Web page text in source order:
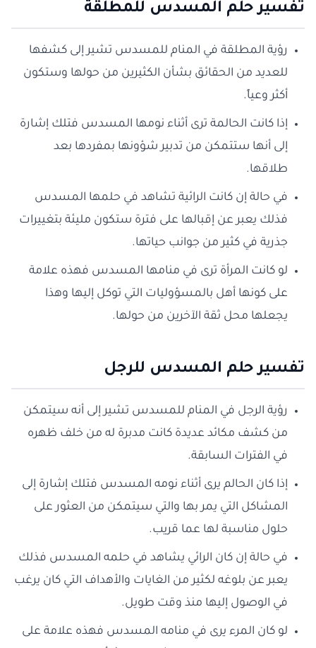
تفسير حلم المسدس للمطلقة
رؤية المطلقة في المنام للمسدس تشير إلى كشفها
للعديد من الحقائق بشأن الكثيرين من حولها وستكون
أكثر وعياً.
إذا كانت الحالمة ترى أثناء نومها المسدس فتلك إشارة
إلى أنها ستتمكن من تدبير شؤونها بمفردها بعد
طلاقها.
في حالة إن كانت الرائية تشاهد في حلمها المسدس
فذلك يعبر عن إقبالها على فترة ستكون مليئة بتغييرات
جذرية في كثير من جوانب حياتها.
لو كانت المرأة ترى في منامها المسدس فهذه علامة
على كونها أهل بالمسؤوليات التي توكل إليها وهذا
يجعلها محل ثقة الآخرين من حولها.
تفسير حلم المسدس للرجل
رؤية الرجل في المنام للمسدس تشير إلى أنه سيتمكن
من كشف مكائد عديدة كانت مدبرة له من خلف ظهره
في الفترات السابقة.
إذا كان الحالم يرى أثناء نومه المسدس فتلك إشارة إلى
المشاكل التي يمر بها والتي سيتمكن من العثور على
حلول مناسبة لها عما قريب.
في حالة إن كان الرائي يشاهد في حلمه المسدس فذلك
يعبر عن بلوغه لكثير من الغايات والأهداف التي كان يرغب
في الوصول إليها منذ وقت طويل.
لو كان المرء يرى في منامه المسدس فهذه علامة على